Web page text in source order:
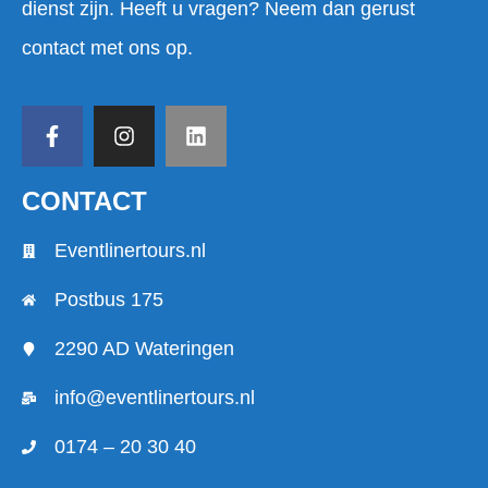
dienst zijn. Heeft u vragen? Neem dan gerust
contact met ons op.
CONTACT
Eventlinertours.nl
Postbus 175
2290 AD Wateringen
info@eventlinertours.nl
0174 – 20 30 40